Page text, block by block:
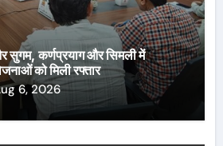
सुगम, कर्णप्रयाग और सिमली में
को मिली रफ्तार
6, 2026